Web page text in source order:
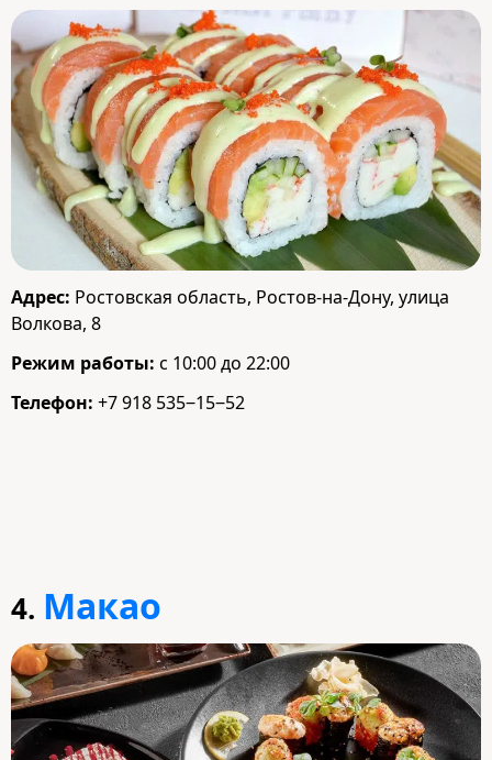
Адрес: Ростовская область, Ростов-на-Дону, улица
Волкова, 8
Режим работы: с 10:00 до 22:00
Телефон: +7 918 535‒15‒52
4. Макао